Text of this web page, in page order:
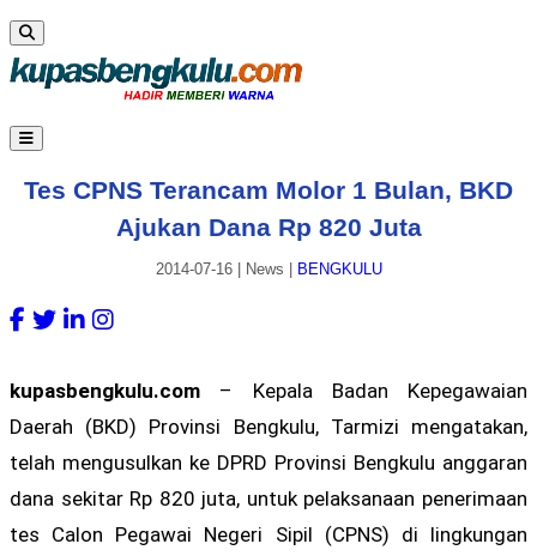
Tes CPNS Terancam Molor 1 Bulan, BKD
Ajukan Dana Rp 820 Juta
2014-07-16| News BENGKULU
kupasbengkulu.com – Kepala Badan Kepegawaian
Daerah (BKD) Provinsi Bengkulu, Tarmizi mengatakan,
telah mengusulkan ke DPRD Provinsi Bengkulu anggaran
dana sekitar Rp 820 juta, untuk pelaksanaan penerimaan
tes Calon Pegawai Negeri Sipil (CPNS) di lingkungan